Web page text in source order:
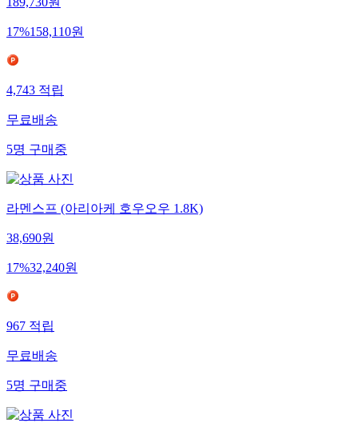
189,730원
17%158,110원
4,743적립
무료배송
5명구매중
라멘스프 (아리아케 호우오우 1.8K)
38,690원
17%32,240원
967적립
무료배송
5명구매중